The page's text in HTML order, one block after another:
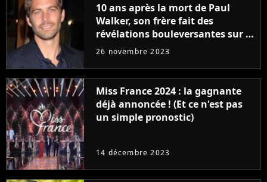
10 ans après la mort de Paul
Walker, son frère fait des
révélations bouleversantes sur la
réaction des acteurs de Fast and
26 novembre 2023
Miss France 2024 : la gagnante
déjà annoncée ! (Et ce n'est pas
un simple pronostic)
14 décembre 2023